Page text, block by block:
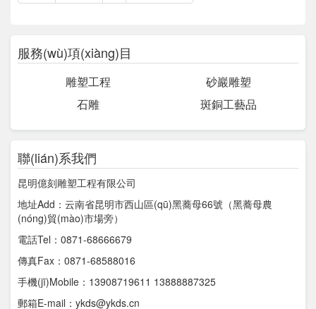
服務(wù)項(xiàng)目
雕塑工程
砂巖雕塑
石雕
斑銅工藝品
聯(lián)系我們
昆明億刻雕塑工程有限公司
地址Add：云南省昆明市西山區(qū)黑蕎母66號（黑蕎母農
(nóng)貿(mào)市場旁）
電話Tel：0871-68666679
傳真Fax：0871-68588016
手機(jī)Mobile：13908719611 13888887325
郵箱E-mail：ykds@ykds.cn